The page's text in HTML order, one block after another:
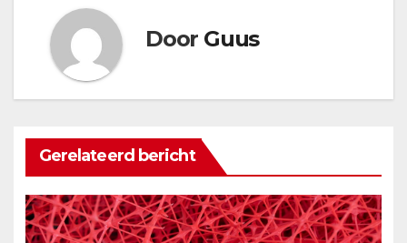
Door Guus
Gerelateerd bericht